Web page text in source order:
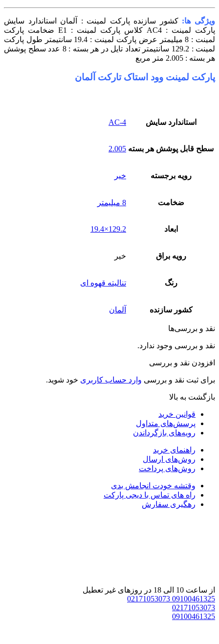
ویژگی ها: کشور سازنده پارکت لمینت : آلمان
استاندارد سایش
پارکت لمینت : AC4
کلاس پارکت لمینت : E1
ضخامت پارکت
لمینت : 8 میلیمتر
عرض پارکت لمینت : 19.4 سانتیمتر
طول پارکت
لمینت : 129.2 سانتیمتر
تعداد تایل در هر بسته : 8 عدد
سطح پوشش
هر بسته : 2.005 متر مربع
پارکت لمینت وود استاک تارکت آلمان
استاندارد سایش AC-4
سطح قابل پوشش هر بسته 2.005
رویه برجسته خیر
ضخامت 8 میلیمتر
ابعاد 129.2×19.4
رویه براق خیر
رنگ تنالیته قهوه ای
کشور سازنده آلمان
نقد و بررسی‌ها
نقد و بررسی وجود ندارد.
افزودن نقد و بررسی
برای ثبت نقد و بررسی وارد حساب کاربری خود شوید.
بازگشت به بالا
قوانین خرید
پرسش‌های متداول
رویه‌های بازگرداندن
راهنمای خرید
روش‌های ارسال
روش‌های پرداخت
وقتشه خودت انجامش بدی
راه های تماس با دیجی پارکت
رهگیری سفارش
از ساعت 10 الی 18 در روزهای غیر تعطیل
09100461325
02171053073
02171053073
09100461325